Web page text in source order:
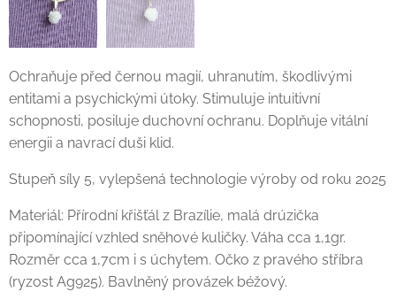
Ochraňuje před černou magií, uhranutím, škodlivými
entitami a psychickými útoky. Stimuluje intuitivní
schopnosti, posiluje duchovní ochranu. Doplňuje vitální
energii a navrací duši klid.
Stupeň síly 5, vylepšená technologie výroby od roku 2025
Materiál: Přírodní křišťál z Brazílie, malá drúzička
připomínající vzhled sněhové kuličky. Váha cca 1,1gr.
Rozměr cca 1,7cm i s úchytem. Očko z pravého stříbra
(ryzost Ag925). Bavlněný provázek béžový.